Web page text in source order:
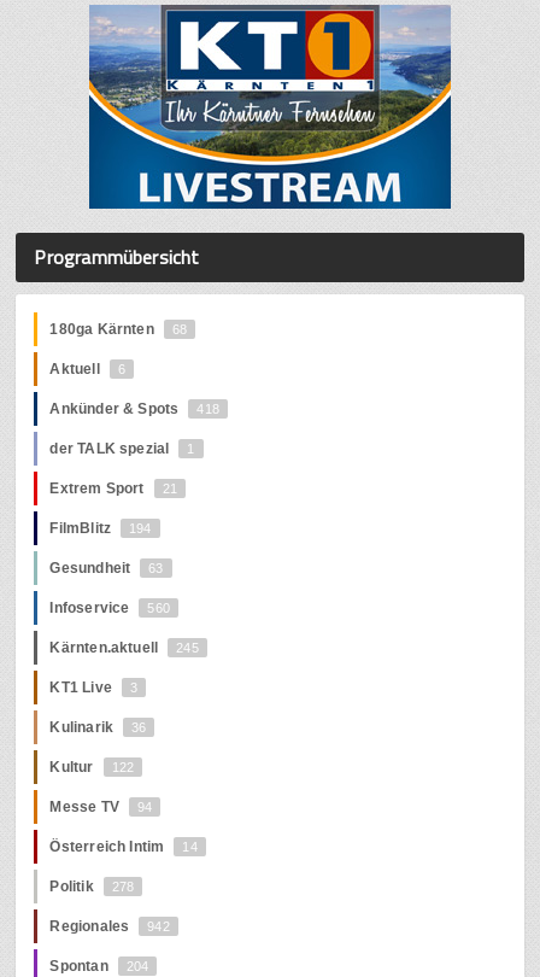
Programmübersicht
180ga Kärnten 68
Aktuell 6
Ankünder & Spots 418
der TALK spezial 1
Extrem Sport 21
FilmBlitz 194
Gesundheit 63
Infoservice 560
Kärnten.aktuell 245
KT1 Live 3
Kulinarik 36
Kultur 122
Messe TV 94
Österreich Intim 14
Politik 278
Regionales 942
Spontan 204